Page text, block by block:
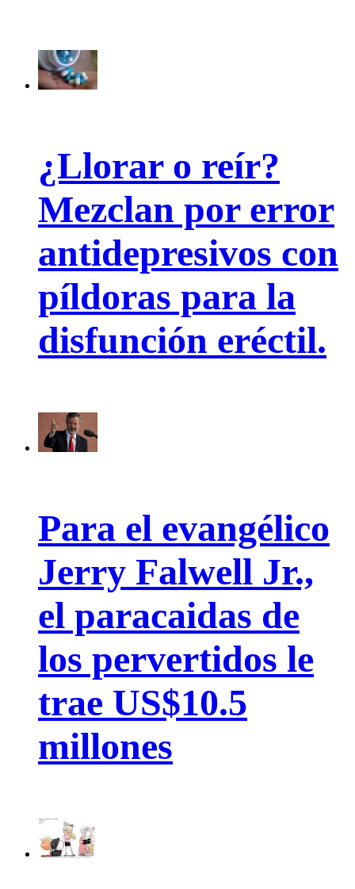
¿Llorar o reír?
Mezclan por error
antidepresivos con
píldoras para la
disfunción eréctil.
Para el evangélico
Jerry Falwell Jr.,
el paracaidas de
los pervertidos le
trae US$10.5
millones